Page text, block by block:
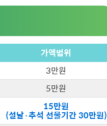
가액범위
3만원
5만원
15만원
(설날·추석 선물기간 30만원)